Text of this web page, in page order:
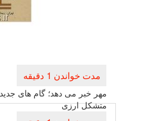
می دهد؛ گام های جدید جهت راه اندازی
ارزی